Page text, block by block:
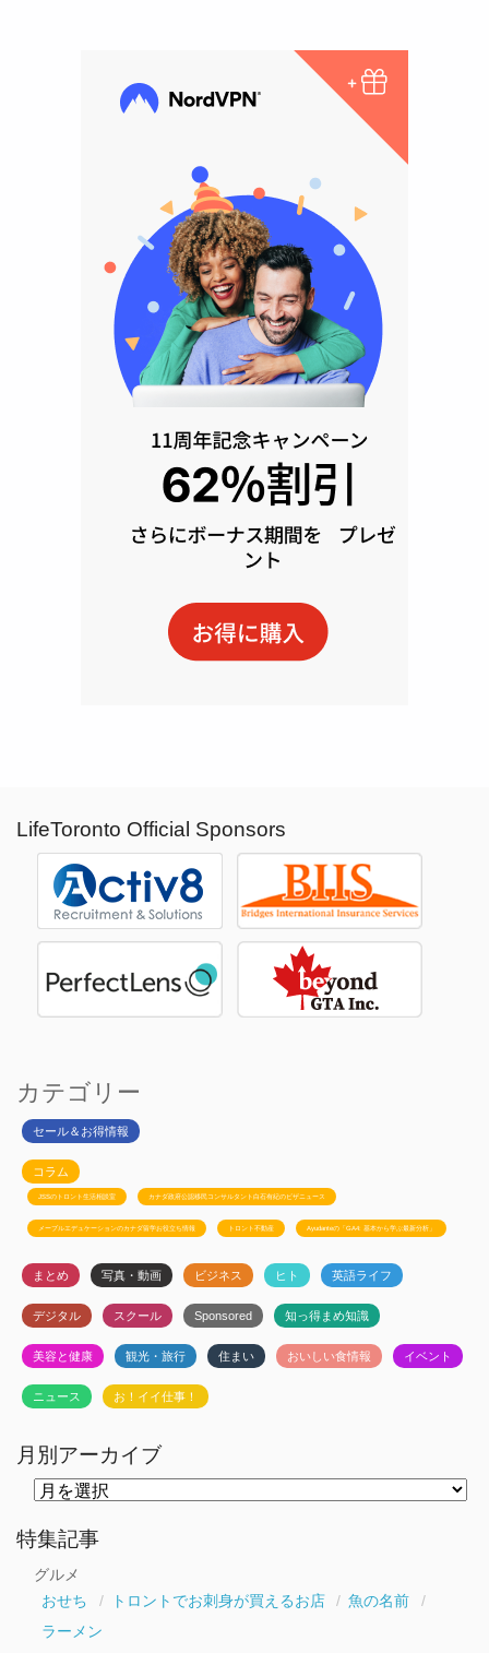
LifeToronto Official Sponsors
カテゴリー
セール＆お得情報
コラム
JSSのトロント生活相談室 カナダ政府公認移民コンサルタント白石有紀のビザニュース
メープルエデュケーションのカナダ留学お役立ち情報 トロント不動産 Ayudanteの「GA4: 基本から学ぶ最新分析」
まとめ 写真・動画 ビジネス ヒト 英語ライフ
デジタル スクール Sponsored 知っ得まめ知識
美容と健康 観光・旅行 住まい おいしい食情報 イベント
ニュース お！イイ仕事！
月別アーカイブ
ー
カ
特集記事
グルメ
おせち
トロントでお刺身が買えるお店
魚の名前
ラーメン